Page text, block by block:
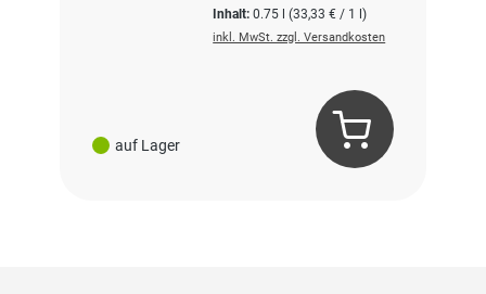
auf Lager
Inhalt:0.75 l(33,33 € / 1 l)
inkl. MwSt. zzgl. Versandkosten